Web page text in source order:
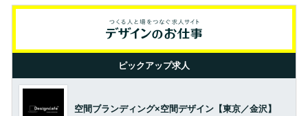
ピックアップ求人
空間ブランディング×空間デザイン【東京／金沢】